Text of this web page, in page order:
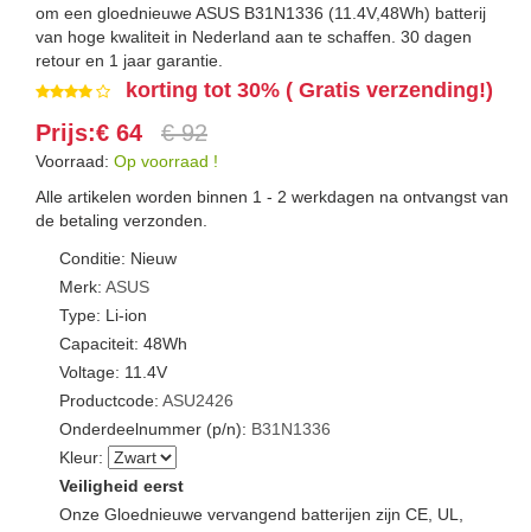
om een gloednieuwe ASUS B31N1336 (11.4V,48Wh) batterij
van hoge kwaliteit in Nederland aan te schaffen. 30 dagen
retour en 1 jaar garantie.
korting tot 30% ( Gratis verzending!)
Prijs:€ 64 € 92
Voorraad: Op voorraad !
Alle artikelen worden binnen 1 - 2 werkdagen na ontvangst van
de betaling verzonden.
Conditie: Nieuw
Merk: ASUS
Type: Li-ion
Capaciteit: 48Wh
Voltage: 11.4V
Productcode: ASU2426
Onderdeelnummer (p/n): B31N1336
Kleur:
Veiligheid eerst
Onze Gloednieuwe vervangend batterijen zijn CE, UL,